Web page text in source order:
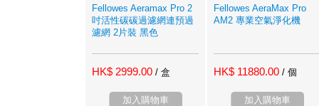
Fellowes Aeramax Pro 2
吋活性碳碳過濾網連預過
濾網 2片裝 黑色
HK$ 2999.00 / 盒
加入購物車
Fellowes AeraMax Pro
AM2 專業空氣淨化機
HK$ 11880.00 / 個
加入購物車